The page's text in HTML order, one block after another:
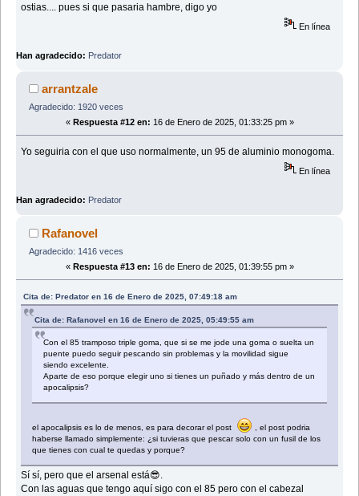
ostias.... pues si que pasaria hambre, digo yo
En línea
Han agradecido: Predator
arrantzale
Agradecido: 1920 veces
« Respuesta #12 en: 16 de Enero de 2025, 01:33:25 pm »
Yo seguiria con el que uso normalmente, un 95 de aluminio monogoma.
En línea
Han agradecido: Predator
Rafanovel
Agradecido: 1416 veces
« Respuesta #13 en: 16 de Enero de 2025, 01:39:55 pm »
Cita de: Predator en 16 de Enero de 2025, 07:49:18 am
Cita de: Rafanovel en 16 de Enero de 2025, 05:49:55 am
Con el 85 tramposo triple goma, que si se me jode una goma o suelta un
puente puedo seguir pescando sin problemas y la movilidad sigue
siendo excelente.
Aparte de eso porque elegir uno si tienes un puñado y más dentro de un
apocalipsis?
el apocalipsis es lo de menos, es para decorar el post
, el post podria
haberse llamado simplemente: ¿si tuvieras que pescar solo con un fusil de los
que tienes con cual te quedas y porque?
Sí sí, pero que el arsenal está😎.
Con las aguas que tengo aquí sigo con el 85 pero con el cabezal